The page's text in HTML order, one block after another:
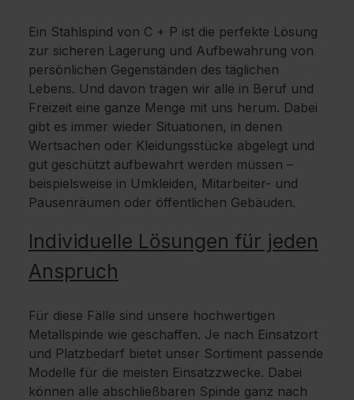
Ein Stahlspind von C + P ist die perfekte Lösung
zur sicheren Lagerung und Aufbewahrung von
persönlichen Gegenständen des täglichen
Lebens. Und davon tragen wir alle in Beruf und
Freizeit eine ganze Menge mit uns herum. Dabei
gibt es immer wieder Situationen, in denen
Wertsachen oder Kleidungsstücke abgelegt und
gut geschützt aufbewahrt werden müssen –
beispielsweise in Umkleiden, Mitarbeiter- und
Pausenräumen oder öffentlichen Gebäuden.
Individuelle Lösungen für jeden
Anspruch
Für diese Fälle sind unsere hochwertigen
Metallspinde wie geschaffen. Je nach Einsatzort
und Platzbedarf bietet unser Sortiment passende
Modelle für die meisten Einsatzzwecke. Dabei
können alle abschließbaren Spinde ganz nach